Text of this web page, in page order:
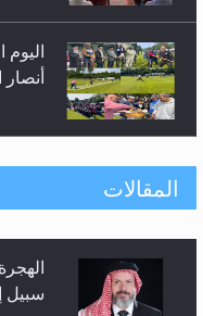
أنصار
إتمام
حفل
المقالات
سبيل